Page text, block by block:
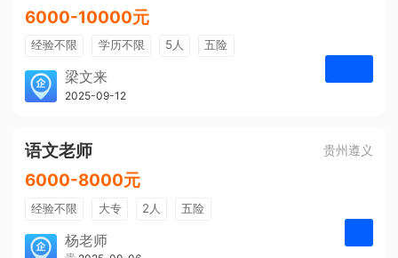
6000-10000元
经验不限 学历不限 5人
五险
免费培训
包住宿
梁文来
贵州璟琦物流有限公司
2025-09-12
语文老师 贵州遵义
6000-8000元
经验不限 大专 2人
五险
带薪年假
年终奖
杨老师